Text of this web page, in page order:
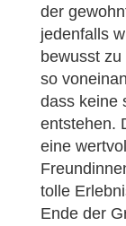
der
jedenfalls
bewusst
so
dass keine
entstehen.
eine
tolle
Ende der